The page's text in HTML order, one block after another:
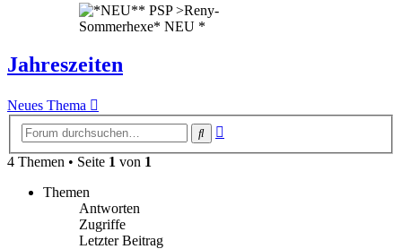
Jahreszeiten
Neues Thema
Suche
4 Themen • Seite 1 von 1
Themen
Antworten
Zugriffe
Letzter Beitrag